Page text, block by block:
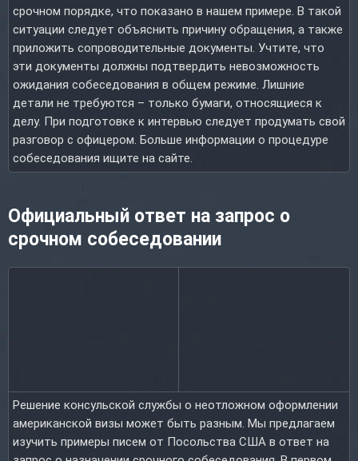
срочном порядке, что показано в нашем примере. В такой
ситуации следует объяснить причину обращения, а также
приложить сопроводительные документы. Учтите, что
эти документы должны подтвердить невозможность
ожидания собеседования в общем режиме. Лишние
детали не требуются – только бумаги, относящиеся к
делу. При подготовке к интервью следует продумать свой
разговор с офицером. Больше информации о процедуре
собеседования ищите на сайте.
Официальный ответ на запрос о
срочном собеседовании
Решение консульской службы о неотложном оформлении
американской визы может быть разным. Мы предлагаем
изучить примеры писем от Посольства США в ответ на